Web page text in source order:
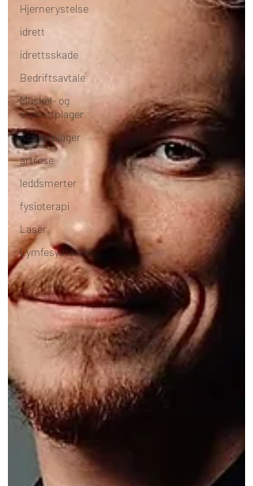
Hjernerystelse
idrett
idrettsskade
Bedriftsavtale
Muskel- og
skjelettplager
Kontorplager
artrose
leddsmerter
fysioterapi
Laser
Lymfesystemet